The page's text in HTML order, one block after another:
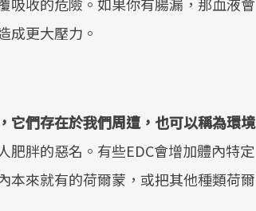
成更大壓力。
它們存在於我們周遭，也可以稱為環境
肥胖的惡名。有些EDC會增加體內特定
本來就有的荷爾蒙，或把其他種類荷爾